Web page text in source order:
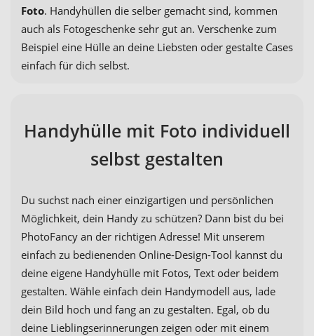
Foto. Handyhüllen die selber gemacht sind, kommen
auch als Fotogeschenke sehr gut an. Verschenke zum
Beispiel eine Hülle an deine Liebsten oder gestalte Cases
einfach für dich selbst.
Handyhülle mit Foto individuell
selbst gestalten
Du suchst nach einer einzigartigen und persönlichen
Möglichkeit, dein Handy zu schützen? Dann bist du bei
PhotoFancy an der richtigen Adresse! Mit unserem
einfach zu bedienenden Online-Design-Tool kannst du
deine eigene Handyhülle mit Fotos, Text oder beidem
gestalten. Wähle einfach dein Handymodell aus, lade
dein Bild hoch und fang an zu gestalten. Egal, ob du
deine Lieblingserinnerungen zeigen oder mit einem